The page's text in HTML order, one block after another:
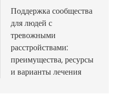
Поддержка сообщества
для людей с
тревожными
расстройствами:
преимущества, ресурсы
и варианты лечения